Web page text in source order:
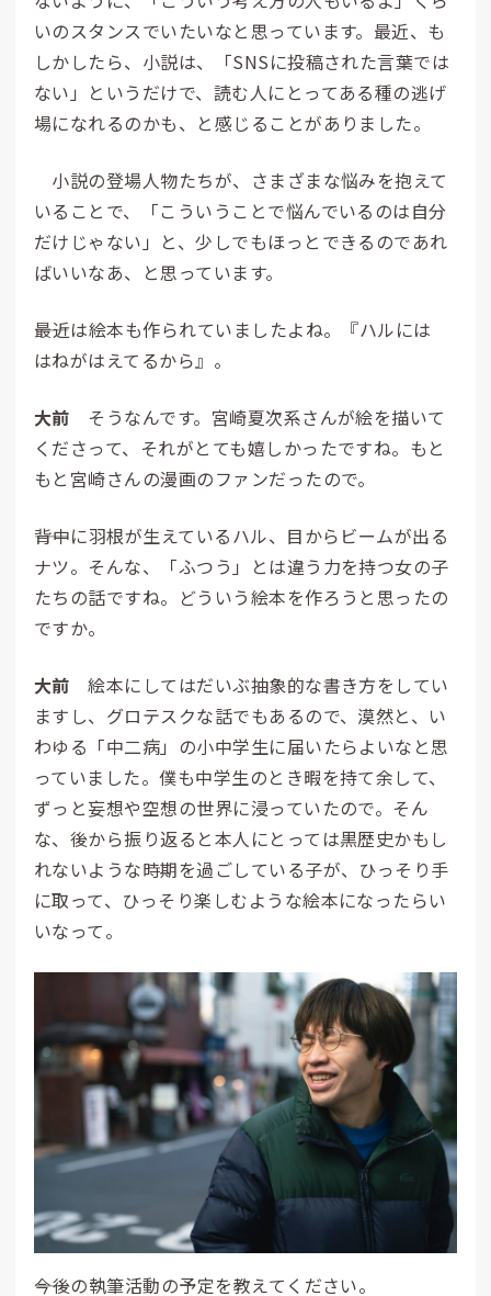
いのスタンスでいたいなと思っています。最近、も
しかしたら、小説は、「SNSに投稿された言葉では
ない」というだけで、読む人にとってある種の逃げ
場になれるのかも、と感じることがありました。
小説の登場人物たちが、さまざまな悩みを抱えて
いることで、「こういうことで悩んでいるのは自分
だけじゃない」と、少しでもほっとできるのであれ
ばいいなあ、と思っています。
――最近は絵本も作られていましたよね。『ハルには
はねがはえてるから』。
大前 そうなんです。宮崎夏次系さんが絵を描いて
くださって、それがとても嬉しかったですね。もと
もと宮崎さんの漫画のファンだったので。
――背中に羽根が生えているハル、目からビームが出る
ナツ。そんな、「ふつう」とは違う力を持つ女の子
たちの話ですね。どういう絵本を作ろうと思ったの
ですか。
大前 絵本にしてはだいぶ抽象的な書き方をしてい
ますし、グロテスクな話でもあるので、漠然と、い
わゆる「中二病」の小中学生に届いたらよいなと思
っていました。僕も中学生のとき暇を持て余して、
ずっと妄想や空想の世界に浸っていたので。そん
な、後から振り返ると本人にとっては黒歴史かもし
れないような時期を過ごしている子が、ひっそり手
に取って、ひっそり楽しむような絵本になったらい
いなって。
――今後の執筆活動の予定を教えてください。